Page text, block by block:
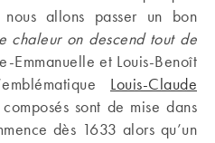
allons passer un bon
chaleur on descend tout de
Emmanuelle et Louis-Benoît
Louis-Claude
sont de mise dans
dès 1633 alors qu’un